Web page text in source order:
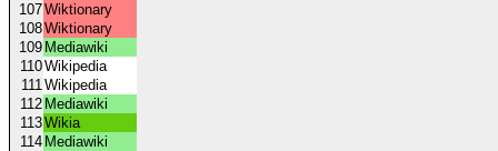
107Wiktionary
108Wiktionary
109 Mediawiki
110Wikipedia
111Wikipedia
112 Mediawiki
113Wikia
114 Mediawiki